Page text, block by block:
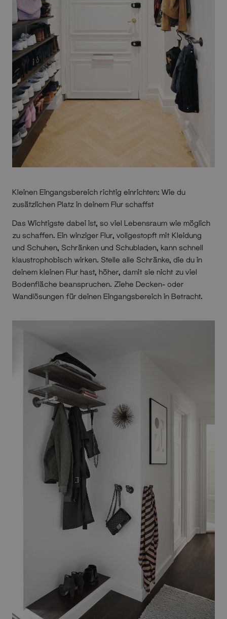
Kleinen Eingangsbereich richtig einrichten: Wie du
zusätzlichen Platz in deinem Flur schaffst
Das Wichtigste dabei ist, so viel Lebensraum wie möglich
zu schaffen. Ein winziger Flur, vollgestopft mit Kleidung
und Schuhen, Schränken und Schubladen, kann schnell
klaustrophobisch wirken. Stelle alle Schränke, die du in
deinem kleinen Flur hast, höher, damit sie nicht zu viel
Bodenfläche beanspruchen. Ziehe Decken- oder
Wandlösungen für deinen Eingangsbereich in Betracht.